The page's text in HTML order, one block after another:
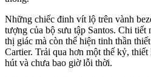
Những chiếc đinh vít lộ trên vành
tượng của bộ sưu tập Santos. Chi tiết
thị giác mà còn thể hiện tinh thần
Cartier. Trải qua hơn một thế kỷ,
hút và chưa bao giờ lỗi thời.